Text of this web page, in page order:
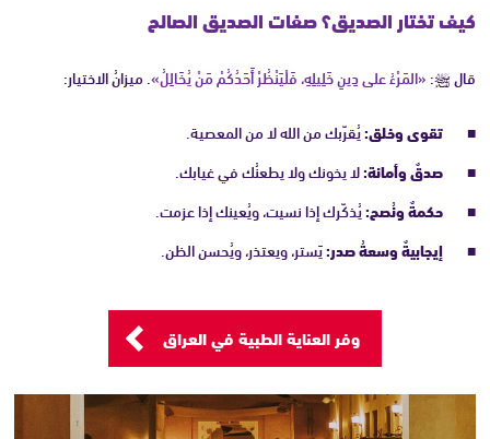
كيف تختار الصديق؟ صفات الصديق الصالح
قال ﷺ:«المَرْءُ على دِينِ خَلِيلِهِ، فَلْيَنْظُرْ أَحَدُكُمْ مَنْ يُخَالِلُ». ميزانُ الاختيار:
تقوى وخلق:يُقرّبك من الله لا من المعصية.
صدقٌ وأمانة:لا يخونك ولا يطعنُك في غيابك.
حكمةٌ ونُصح:يُذكّرك إذا نسيت، ويُعينك إذا عزمت.
إيجابيةٌ وسعةُ صدر:يَستر، ويعتذر، ويُحسن الظن.
وفر العناية الطبية في العراق